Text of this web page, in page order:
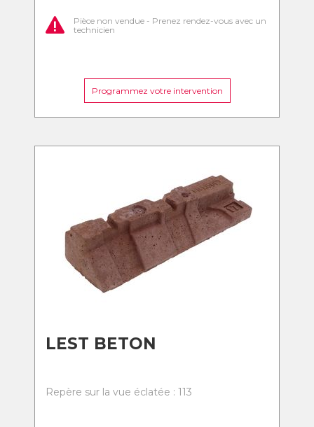
Pièce non vendue - Prenez rendez-vous avec un
technicien
Programmez votre intervention
LEST BETON
Repère sur la vue éclatée : 113